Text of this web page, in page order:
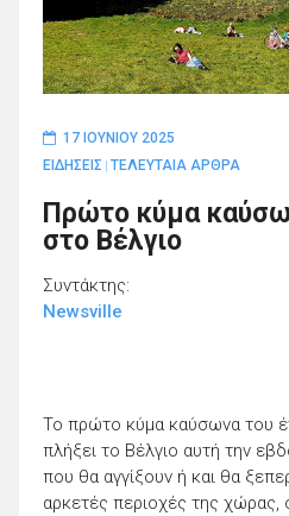
17 ΙΟΥΝΊΟΥ 2025
ΕΙΔΗΣΕΙΣ ΤΕΛΕΥΤΑΙΑ ΑΡΘΡΑ
Πρώτο κύμα
στο Βέλγιο
Συντάκτης:
Newsville
Το πρώτο κύμα καύσωνα του
πλήξει το Βέλγιο αυτή την
που θα αγγίξουν ή και θα
αρκετές περιοχές της χώρας,